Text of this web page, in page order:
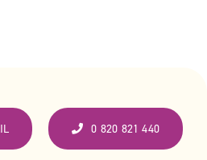
0 820 821 440